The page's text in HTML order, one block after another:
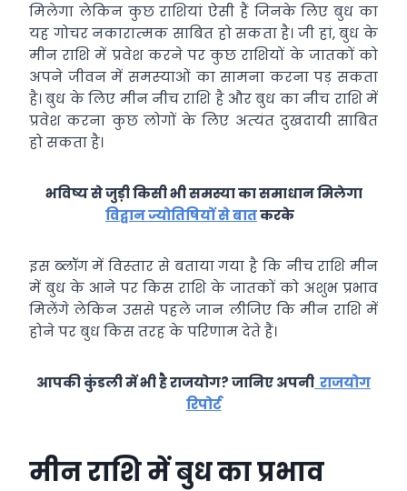
मिलेगा लेकिन कुछ राशियां ऐसी हैं जिनके लिए बुध का
यह गोचर नकारात्‍मक साबित हो सकता है। जी हां, बुध के
मीन राशि में प्रवेश करने पर कुछ राशियों के जातकों को
अपने जीवन में समस्‍याओं का सामना करना पड़ सकता
है। बुध के लिए मीन नीच राशि है और बुध का नीच राशि में
प्रवेश करना कुछ लोगों के लिए अत्‍यंत दुखदायी साबित
हो सकता है।
भविष्य से जुड़ी किसी भी समस्या का समाधान मिलेगा
विद्वान ज्योतिषियों से बातकरके
इस ब्‍लॉग में विस्‍तार से बताया गया है कि नीच राशि मीन
में बुध के आने पर किस राशि के जातकों को अशुभ प्रभाव
मिलेंगे लेकिन उससे पहले जान ल‍ीजिए कि मीन राशि में
होने पर बुध किस तरह के परिणाम देते हैं।
आपकी कुंडली में भी है राजयोग? जानिए अपनी राजयोग
रिपोर्ट
मीन राशि में बुध का प्रभाव